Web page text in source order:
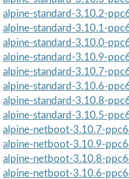
alpine-standard-3.10.2-
alpine-standard-3.10.1-
alpine-standard-3.10.0-
alpine-standard-3.10.9-
alpine-standard-3.10.7-
alpine-standard-3.10.6-
alpine-standard-3.10.8-
alpine-standard-3.10.5-
alpine-netboot-3.10.7-
alpine-netboot-3.10.9-
alpine-netboot-3.10.8-
alpine-netboot-3.10.6-